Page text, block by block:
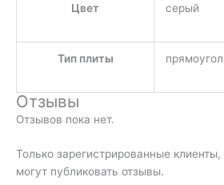
Цвет серый
Тип плиты
Отзывы
Отзывов пока нет.
Только зарегистрированные
могут публиковать отзывы.